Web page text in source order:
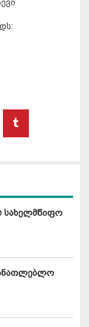
სახელმწიფო